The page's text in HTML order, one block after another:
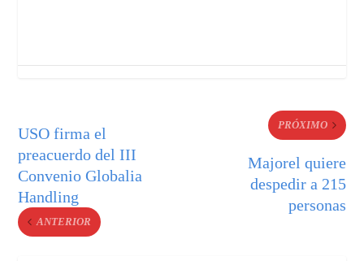
USO firma el
preacuerdo del III
Convenio Globalia
Handling
ANTERIOR
PRÓXIMO
Majorel quiere
despedir a 215
personas